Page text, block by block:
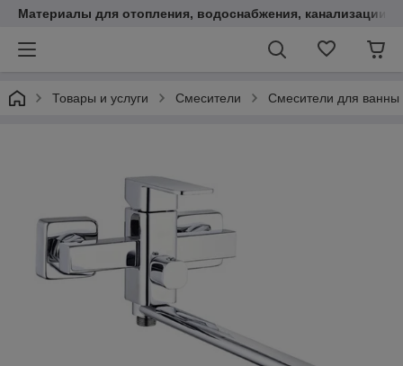
Материалы для отопления, водоснабжения, канализации.
Товары и услуги Смесители Смесители для